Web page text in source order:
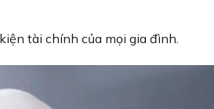
tài chính của mọi gia đình.